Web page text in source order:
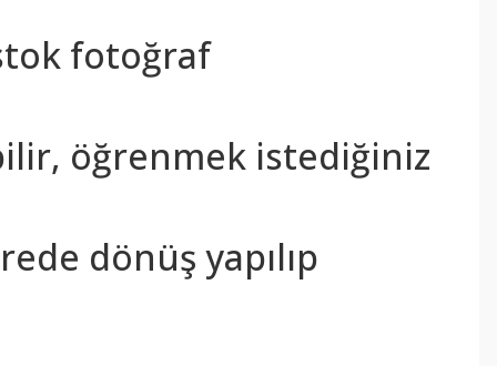
fotoğraf
öğrenmek istediğiniz
dönüş yapılıp